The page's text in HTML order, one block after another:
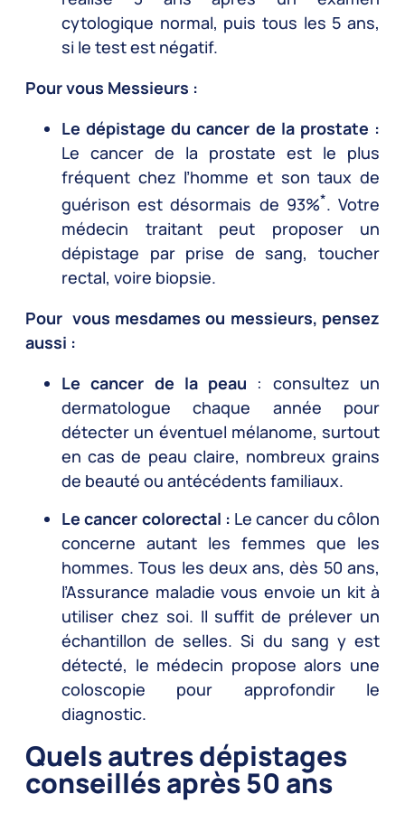
cytologique normal, puis tous les 5 ans,
si le test est négatif.
Pour vous Messieurs :
Le dépistage du cancer de la prostate :
Le cancer de la prostate est le plus
fréquent chez l’homme et son taux de
guérison est désormais de 93%*. Votre
médecin traitant peut proposer un
dépistage par prise de sang, toucher
rectal, voire biopsie.
Pour vous mesdames ou messieurs, pensez
aussi :
Le cancer de la peau : consultez un
dermatologue chaque année pour
détecter un éventuel mélanome, surtout
en cas de peau claire, nombreux grains
de beauté ou antécédents familiaux.
Le cancer colorectal : Le cancer du côlon
concerne autant les femmes que les
hommes. Tous les deux ans, dès 50 ans,
l’Assurance maladie vous envoie un kit à
utiliser chez soi. Il suffit de prélever un
échantillon de selles. Si du sang y est
détecté, le médecin propose alors une
coloscopie pour approfondir le
diagnostic.
Quels autres dépistages
conseillés après 50 ans